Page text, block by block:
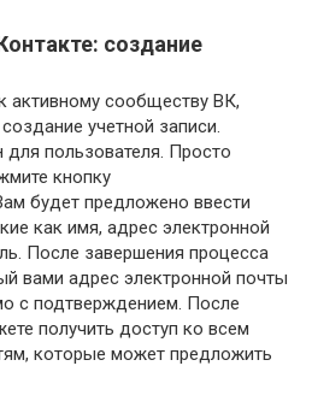
создание
активному сообществу ВК,
учетной записи.
пользователя. Просто
кнопку
будет предложено ввести
как имя, адрес электронной
После завершения процесса
вами адрес электронной почты
с подтверждением. После
получить доступ ко всем
которые может предложить